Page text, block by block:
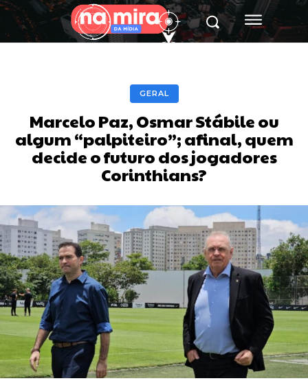
GERAL
Marcelo Paz, Osmar Stábile ou
algum “palpiteiro”; afinal, quem
decide o futuro dos jogadores
Corinthians?